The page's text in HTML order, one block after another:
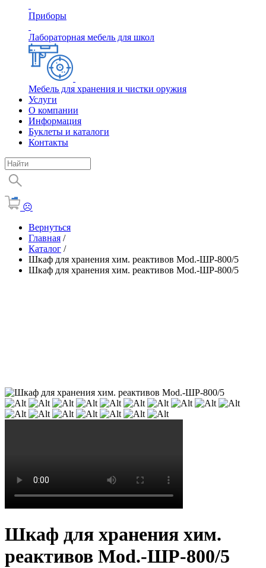
Приборы
Лабораторная мебель для школ
Мебель для хранения и чистки оружия
Услуги
О компании
Информация
Буклеты и каталоги
Контакты
☹
Вернуться
Главная /
Каталог /
Шкаф для хранения хим. реактивов Mod.-ШР-800/5
Шкаф для хранения хим. реактивов Mod.-ШР-800/5
Шкаф для хранения хим.
реактивов Mod.-ШР-800/5